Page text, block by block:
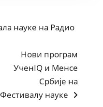
науке на Радио
Next
post:
Нови програм
УченIQ и Менсе
Србије на
Фестивалу науке